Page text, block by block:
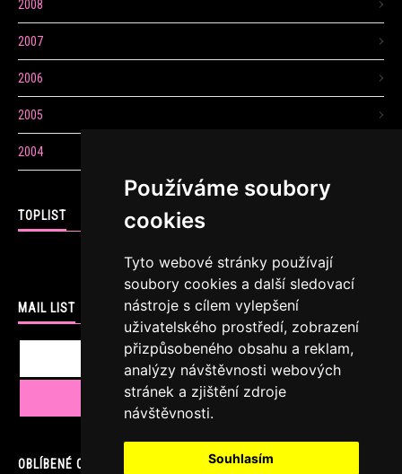
Používáme soubory
cookies
Tyto webové stránky používají
soubory cookies a další sledovací
nástroje s cílem vylepšení
uživatelského prostředí, zobrazení
přizpůsobeného obsahu a reklam,
analýzy návštěvnosti webových
stránek a zjištění zdroje
návštěvnosti.
Souhlasím
2008
2007
2006
2005
2004
TOPLIST
MAIL LIST
OBLÍBENÉ ODKAZY